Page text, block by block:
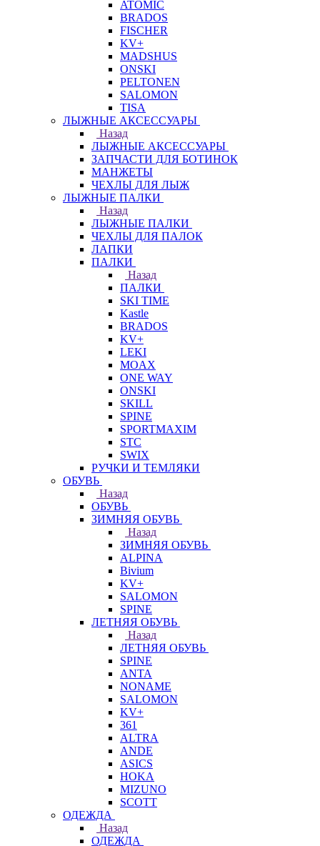
ATOMIC
BRADOS
FISCHER
KV+
MADSHUS
ONSKI
PELTONEN
SALOMON
TISA
ЛЫЖНЫЕ АКСЕССУАРЫ
Назад
ЛЫЖНЫЕ АКСЕССУАРЫ
ЗАПЧАСТИ ДЛЯ БОТИНОК
МАНЖЕТЫ
ЧЕХЛЫ ДЛЯ ЛЫЖ
ЛЫЖНЫЕ ПАЛКИ
Назад
ЛЫЖНЫЕ ПАЛКИ
ЧЕХЛЫ ДЛЯ ПАЛОК
ЛАПКИ
ПАЛКИ
Назад
ПАЛКИ
SKI TIME
Kastle
BRADOS
KV+
LEKI
MOAX
ONE WAY
ONSKI
SKILL
SPINE
SPORTMAXIM
STC
SWIX
РУЧКИ И ТЕМЛЯКИ
ОБУВЬ
Назад
ОБУВЬ
ЗИМНЯЯ ОБУВЬ
Назад
ЗИМНЯЯ ОБУВЬ
ALPINA
Bivium
KV+
SALOMON
SPINE
ЛЕТНЯЯ ОБУВЬ
Назад
ЛЕТНЯЯ ОБУВЬ
SPINE
ANTA
NONAME
SALOMON
KV+
361
ALTRA
ANDE
ASICS
HOKA
MIZUNO
SCOTT
ОДЕЖДА
Назад
ОДЕЖДА